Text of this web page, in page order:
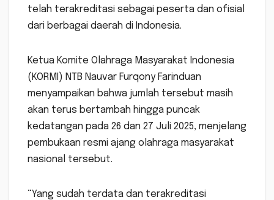
telah terakreditasi sebagai peserta dan ofisial
dari berbagai daerah di Indonesia.
Ketua Komite Olahraga Masyarakat Indonesia
(KORMI) NTB Nauvar Furqony Farinduan
menyampaikan bahwa jumlah tersebut masih
akan terus bertambah hingga puncak
kedatangan pada 26 dan 27 Juli 2025, menjelang
pembukaan resmi ajang olahraga masyarakat
nasional tersebut.
“Yang sudah terdata dan terakreditasi